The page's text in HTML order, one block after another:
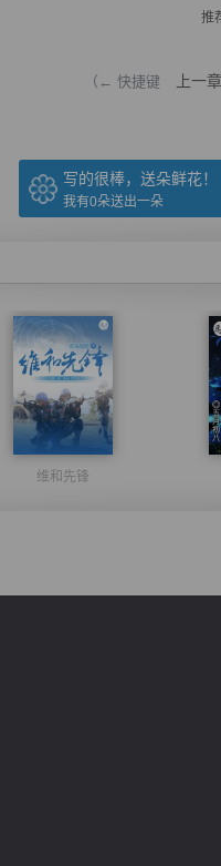
推
（← 快捷键 上一章
写的很棒，送朵鲜花！
我有0朵送出一朵
维和先锋